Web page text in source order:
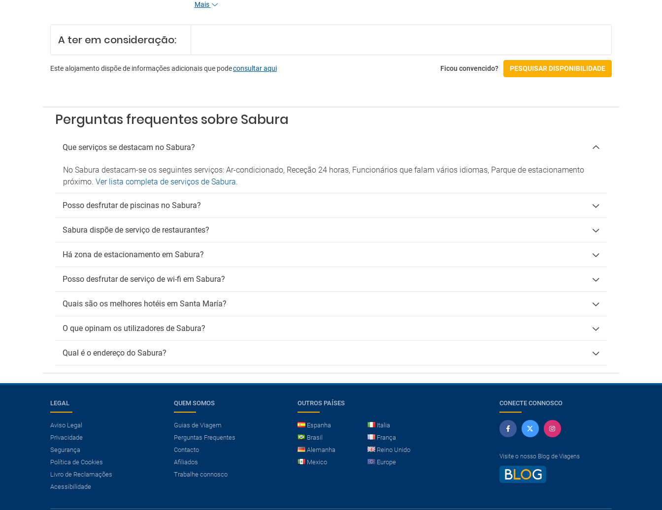
Mais
A ter em consideração:
Este alojamento dispõe de informações adicionais que podeconsultar aqui Ficou convencido? PESQUISAR DISPONIBILIDADE
Perguntas frequentes sobre Sabura
Que serviços se destacam no Sabura?
No Sabura destacam-se os seguintes serviços: Ar-condicionado, Receção 24 horas, Funcionários que falam vários idiomas, Parque de estacionamento
próximo. Ver lista completa de serviços de Sabura.
Posso desfrutar de piscinas no Sabura?
Sabura dispõe de serviço de restaurantes?
Há zona de estacionamento em Sabura?
Posso desfrutar de serviço de wi-fi em Sabura?
Quais são os melhores hotéis em Santa María?
O que opinam os utilizadores de Sabura?
Qual é o endereço do Sabura?
Precisa de um voo?
Ver ofertas de Voo + Hotel
Poupe mais de 25% nas suas férias.
LEGAL
Aviso Legal
Privacidade
Segurança
Política de Cookies
Livro de Reclamações
Acessibilidade
QUEM SOMOS
Guias de Viagem
Perguntas Frequentes
Contacto
Afiliados
Trabalhe connosco
OUTROS PAÍSES
Espanha
Italia
Brasil
França
Alemanha
Reino Unido
Mexico
Europe
CONECTE CONNOSCO
Visite o nosso Blog de Viagens